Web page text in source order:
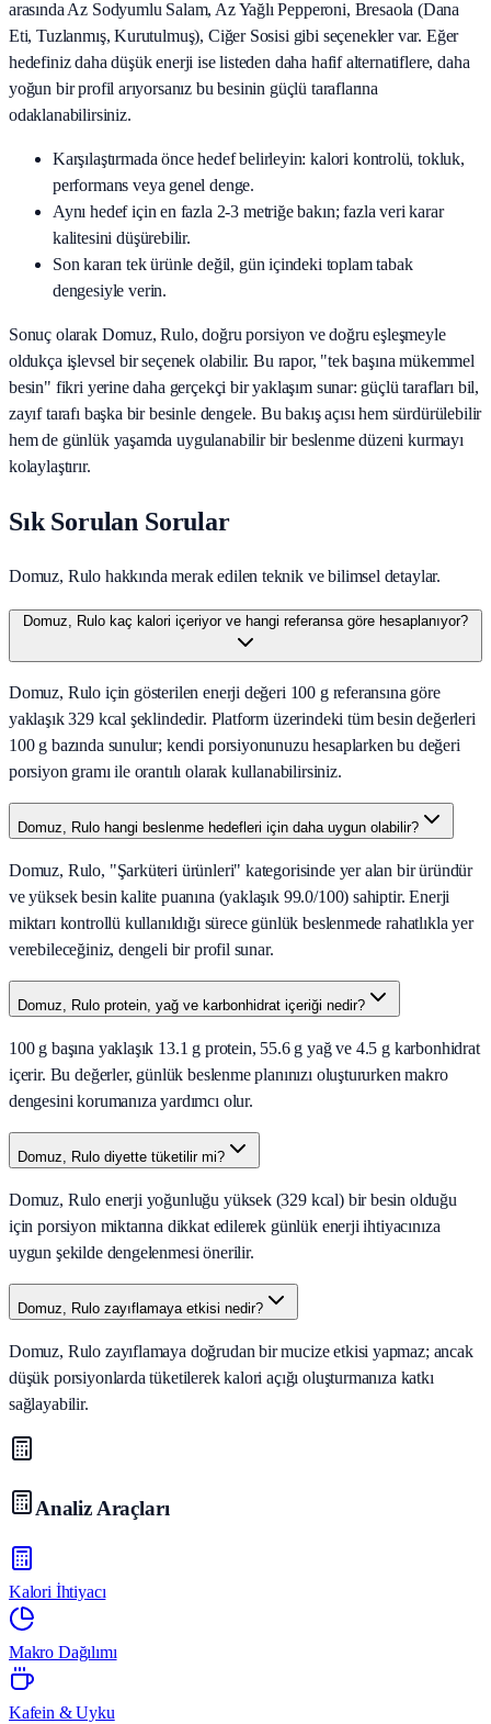
arasında Az Sodyumlu Salam, Az Yağlı Pepperoni, Bresaola (Dana
Eti, Tuzlanmış, Kurutulmuş), Ciğer Sosisi gibi seçenekler var. Eğer
hedefiniz daha düşük enerji ise listeden daha hafif alternatiflere, daha
yoğun bir profil arıyorsanız bu besinin güçlü taraflarına
odaklanabilirsiniz.
Karşılaştırmada önce hedef belirleyin: kalori kontrolü, tokluk,
performans veya genel denge.
Aynı hedef için en fazla 2-3 metriğe bakın; fazla veri karar
kalitesini düşürebilir.
Son kararı tek ürünle değil, gün içindeki toplam tabak
dengesiyle verin.
Sonuç olarak Domuz, Rulo, doğru porsiyon ve doğru eşleşmeyle
oldukça işlevsel bir seçenek olabilir. Bu rapor, "tek başına mükemmel
besin" fikri yerine daha gerçekçi bir yaklaşım sunar: güçlü tarafları bil,
zayıf tarafı başka bir besinle dengele. Bu bakış açısı hem sürdürülebilir
hem de günlük yaşamda uygulanabilir bir beslenme düzeni kurmayı
kolaylaştırır.
Sık Sorulan Sorular
Domuz, Rulo hakkında merak edilen teknik ve bilimsel detaylar.
Domuz, Rulo kaç kalori içeriyor ve hangi referansa göre hesaplanıyor?
Domuz, Rulo için gösterilen enerji değeri 100 g referansına göre
yaklaşık 329 kcal şeklindedir. Platform üzerindeki tüm besin değerleri
100 g bazında sunulur; kendi porsiyonunuzu hesaplarken bu değeri
porsiyon gramı ile orantılı olarak kullanabilirsiniz.
Domuz, Rulo hangi beslenme hedefleri için daha uygun olabilir?
Domuz, Rulo, "Şarküteri ürünleri" kategorisinde yer alan bir üründür
ve yüksek besin kalite puanına (yaklaşık 99.0/100) sahiptir. Enerji
miktarı kontrollü kullanıldığı sürece günlük beslenmede rahatlıkla yer
verebileceğiniz, dengeli bir profil sunar.
Domuz, Rulo protein, yağ ve karbonhidrat içeriği nedir?
100 g başına yaklaşık 13.1 g protein, 55.6 g yağ ve 4.5 g karbonhidrat
içerir. Bu değerler, günlük beslenme planınızı oluştururken makro
dengesini korumanıza yardımcı olur.
Domuz, Rulo diyette tüketilir mi?
Domuz, Rulo enerji yoğunluğu yüksek (329 kcal) bir besin olduğu
için porsiyon miktarına dikkat edilerek günlük enerji ihtiyacınıza
uygun şekilde dengelenmesi önerilir.
Domuz, Rulo zayıflamaya etkisi nedir?
Domuz, Rulo zayıflamaya doğrudan bir mucize etkisi yapmaz; ancak
düşük porsiyonlarda tüketilerek kalori açığı oluşturmanıza katkı
sağlayabilir.
Analiz Araçları
Kalori İhtiyacı
Makro Dağılımı
Kafein & Uyku